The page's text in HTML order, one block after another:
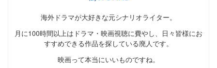
海外ドラマが大好きな元シナリオライター。
月に100時間以上はドラマ・映画視聴に費やし、日々皆様にお
すすめできる作品を探している廃人です。
映画って本当にいいものですね。